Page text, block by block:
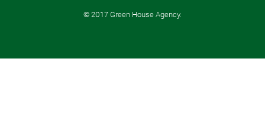
© 2017 Green House Agency.